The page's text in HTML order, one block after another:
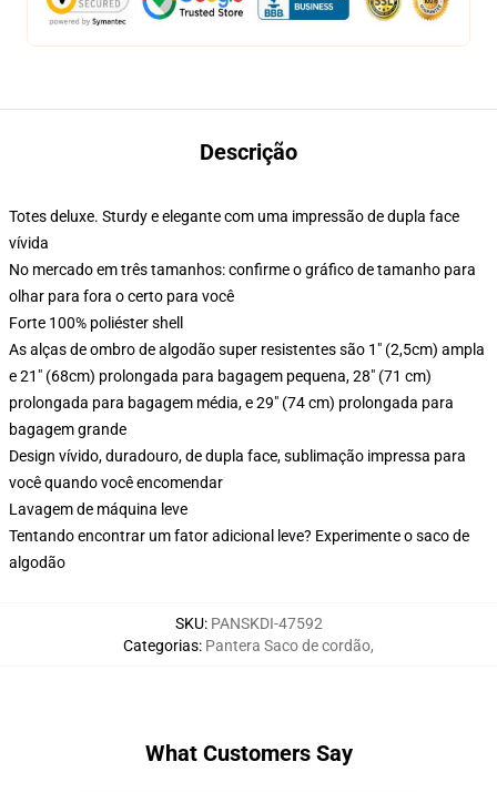
Descrição
Totes deluxe. Sturdy e elegante com uma impressão de dupla face
vívida
No mercado em três tamanhos: confirme o gráfico de tamanho para
olhar para fora o certo para você
Forte 100% poliéster shell
As alças de ombro de algodão super resistentes são 1" (2,5cm) ampla
e 21" (68cm) prolongada para bagagem pequena, 28" (71 cm)
prolongada para bagagem média, e 29" (74 cm) prolongada para
bagagem grande
Design vívido, duradouro, de dupla face, sublimação impressa para
você quando você encomendar
Lavagem de máquina leve
Tentando encontrar um fator adicional leve? Experimente o saco de
algodão
SKU: PANSKDI-47592
Categorias: Pantera Saco de cordão,
What Customers Say